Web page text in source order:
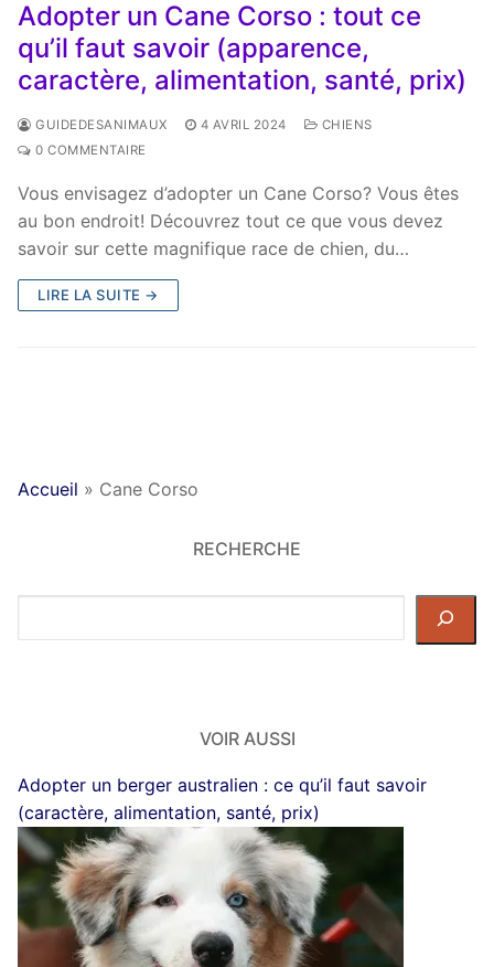
Adopter un Cane Corso : tout ce
qu’il faut savoir (apparence,
caractère, alimentation, santé, prix)
GUIDEDESANIMAUX 4 AVRIL 2024
CHIENS
0 COMMENTAIRE
Vous envisagez d’adopter un Cane Corso? Vous êtes
au bon endroit! Découvrez tout ce que vous devez
savoir sur cette magnifique race de chien, du…
LIRE LA SUITE →
Accueil » Cane Corso
RECHERCHE
dans
VOIR AUSSI
Adopter un berger australien : ce qu’il faut savoir
(caractère, alimentation, santé, prix)